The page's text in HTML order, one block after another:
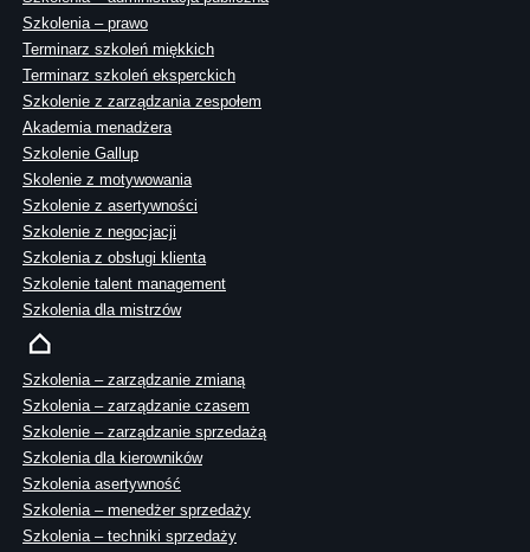
Szkolenia – prawo
Terminarz szkoleń miękkich
Terminarz szkoleń eksperckich
Szkolenie z zarządzania zespołem
Akademia menadżera
Szkolenie Gallup
Skolenie z motywowania
Szkolenie z asertywności
Szkolenie z negocjacji
Szkolenia z obsługi klienta
Szkolenie talent management
Szkolenia dla mistrzów
Szkolenia – zarządzanie zmianą
Szkolenia – zarządzanie czasem
Szkolenie – zarządzanie sprzedażą
Szkolenia dla kierowników
Szkolenia asertywność
Szkolenia – menedżer sprzedaży
Szkolenia – techniki sprzedaży